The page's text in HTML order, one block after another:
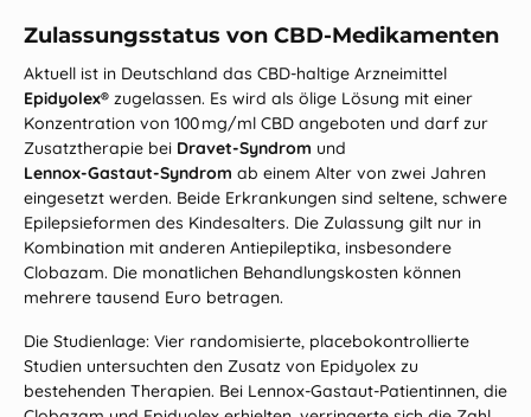
Zulassungsstatus von CBD‑Medikamenten
Aktuell ist in Deutschland das CBD‑haltige Arzneimittel
Epidyolex® zugelassen. Es wird als ölige Lösung mit einer
Konzentration von 100 mg/ml CBD angeboten und darf zur
Zusatztherapie bei Dravet‑Syndrom und
Lennox‑Gastaut‑Syndrom ab einem Alter von zwei Jahren
eingesetzt werden. Beide Erkrankungen sind seltene, schwere
Epilepsieformen des Kindesalters. Die Zulassung gilt nur in
Kombination mit anderen Antiepileptika, insbesondere
Clobazam. Die monatlichen Behandlungskosten können
mehrere tausend Euro betragen.
Die Studienlage: Vier randomisierte, placebokontrollierte
Studien untersuchten den Zusatz von Epidyolex zu
bestehenden Therapien. Bei Lennox‑Gastaut‑Patientinnen, die